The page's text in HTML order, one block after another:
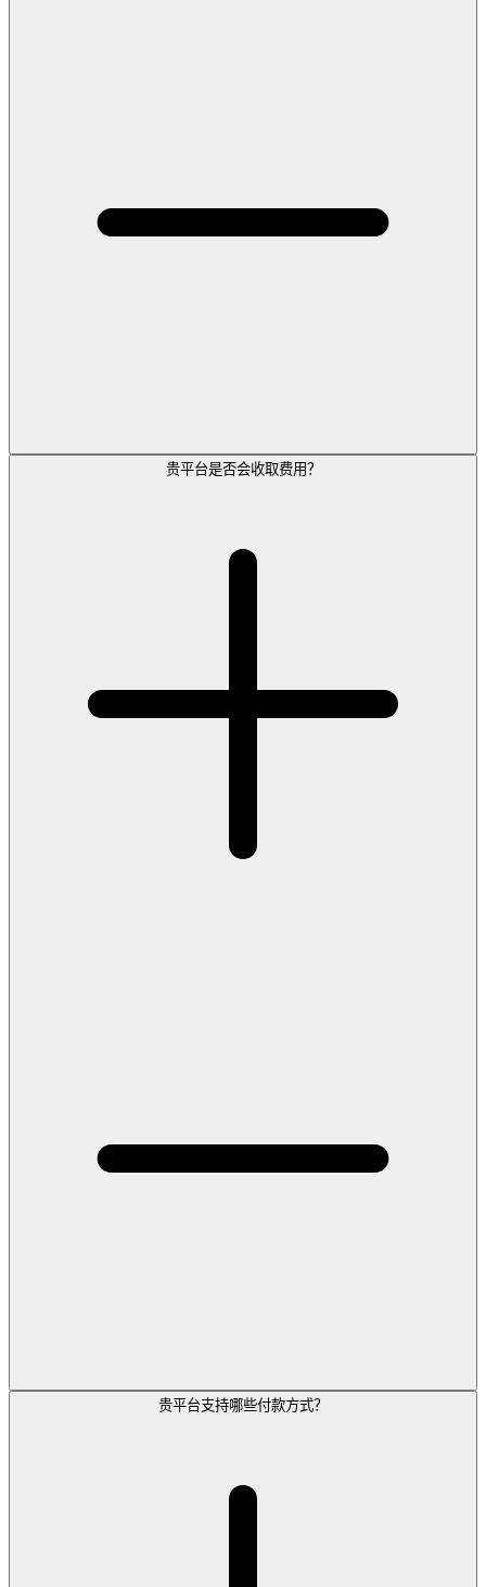
贵平台是否会收取费用？
贵平台支持哪些付款方式？